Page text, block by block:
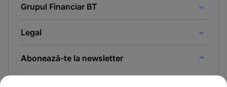
Grupul Financiar BT
Legal
Abonează-te la newsletter